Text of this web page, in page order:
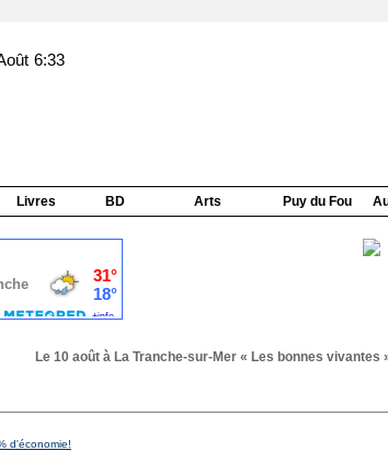
6:33
Livres BD Arts Puy du Fou
Le 10 août à La Tranche-sur-Mer « Les bonnes vivantes »
d'économie!